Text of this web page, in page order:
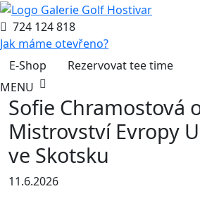
724 124 818
Jak máme otevřeno?
E-Shop
Rezervovat tee time
MENU
Sofie Chramostová
Mistrovství Evropy
ve Skotsku
11.6.2026